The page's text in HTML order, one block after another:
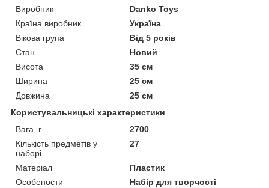
Виробник
Danko Toys
Країна виробник
Україна
Вікова група
Від 5 років
Стан
Новий
Висота
35 см
Ширина
25 см
Довжина
25 см
Користувальницькі характеристики
Вага, г
2700
Кількість предметів у
наборі
27
Матеріал
Пластик
Особености
Набір для творчості